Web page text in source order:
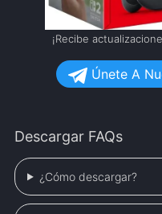
¡Recibe
Únete A
Descargar FAQs
¿Cómo descargar?